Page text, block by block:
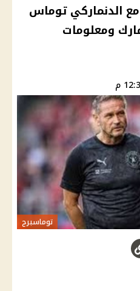
الدنماركي توماس
ومعلومات
توماسبرج